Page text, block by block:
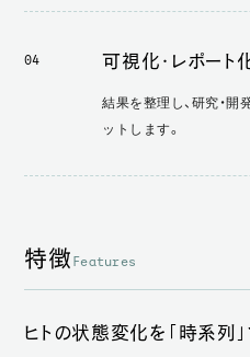
04 可視化・レポート
結果を整理し、研究・
ットします。
特徴 Features
ヒトの状態変化を「時系列